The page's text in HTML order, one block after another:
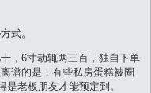
式。
，6寸动辄两三百，独自下单
谱的是，有些私房蛋糕被圈
是老板朋友才能预定到。